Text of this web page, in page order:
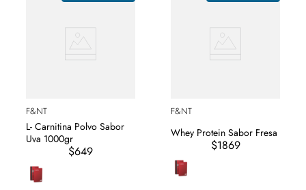
F&NT
L- Carnitina Polvo Sabor
Uva 1000gr
$649
F&NT
Whey Protein Sabor Fresa
$1869